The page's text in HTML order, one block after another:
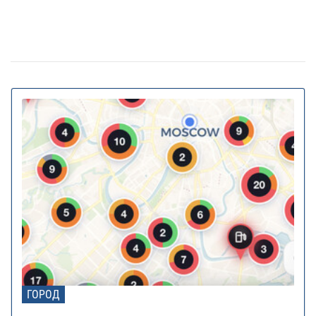
На Украину надвигается циклон Niksala: что
18 августа 16:36
Штрафы до 3400 грн: Кабмин предлагает
ужесточить наказание за нарушение комендантского
часа
10 июля 16:23 За животных в авто будут штрафовать и
лишать свободы: в КГГА напомнили о наказаниях для
водителей
02 июня 13:40 В Украину идет 38-градусная жара: где и
когда ожидается пик температуры
02 июня 12:46 Контрактовую площадь отдали на 2 года
датской фармкомпании для проекта борьбы с
диабетом
22 мая 17:54 В Украину идут дожди и грозы: синоптик
предупредила, в каких областях испортится погода
ГОРОД